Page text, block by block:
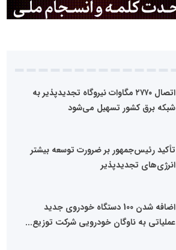
اتصال ۲۷۷۰ مگاوات نیروگاه تجدیدپذیر به
شبکه برق کشور تسهیل می‌شود
تأکید رئیس‌جمهور بر ضرورت توسعه بیشتر
انرژی‌های تجدیدپذیر
اضافه شدن 100 دستگاه خودروی جدید
عملیاتی به ناوگان خودرویی شرکت توزیع...